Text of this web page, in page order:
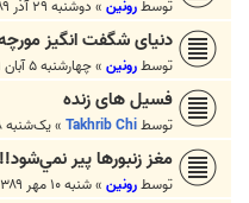
توسطرونین » دوشنبه ۲۹ آذر ۱۳۸۹, ۶:۳۰ ب.ظ
دنیای شگفت انگیز
توسطرونین »چهارشنبه ۵ آبان ۱۳۸۹, ۵:۲۲ ب.ظ
فسیل های زنده
توسطTakhrib Chi
»یک‌شنبه ۱۸ مهر ۱۳۸۹, ۱۰:۱۷ ق.ظ
مغز زنبورها پير نمي‌شود!!
توسطرونین »شنبه ۱۰ مهر ۱۳۸۹, ۶:۴۰ ب.ظ